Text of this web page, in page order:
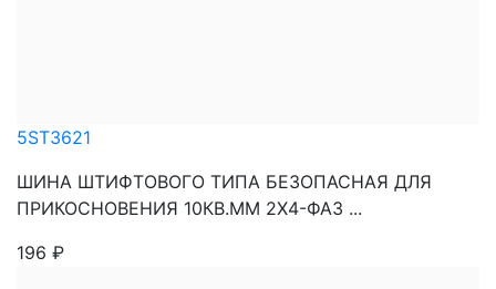
5ST3621
ШИНА ШТИФТОВОГО ТИПА БЕЗОПАСНАЯ ДЛЯ
ПРИКОСНОВЕНИЯ 10КВ.ММ 2Х4-ФАЗ ...
196 ₽